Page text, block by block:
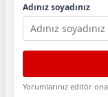
Adınız soyadınız
Yorumlarınız editör